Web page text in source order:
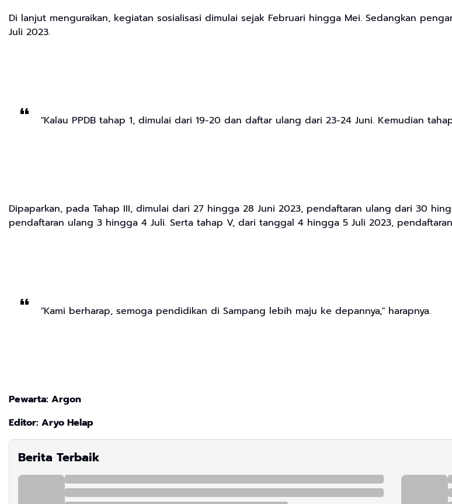
Di lanjut menguraikan, kegiatan sosialisasi dimulai sejak Februari hingga Mei. Sedangkan
Juli 2023.
"Kalau PPDB tahap 1, dimulai dari 19-20 dan daftar ulang dari 23-24 Juni. Kemudian
Dipaparkan, pada Tahap III, dimulai dari 27 hingga 28 Juni 2023, pendaftaran ulang dari 30
pendaftaran ulang 3 hingga 4 Juli. Serta tahap V, dari tanggal 4 hingga 5 Juli 2023,
"Kami berharap, semoga pendidikan di Sampang lebih maju ke depannya," harapnya.
Pewarta: Argon
Editor: Aryo Helap
Berita Terbaik